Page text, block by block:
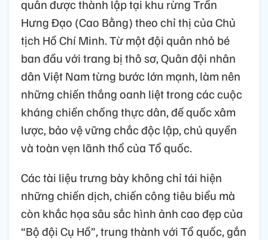
quân được thành lập tại khu rừng Trần
Hưng Đạo (Cao Bằng) theo chỉ thị của Chủ
tịch Hồ Chí Minh. Từ một đội quân nhỏ bé
ban đầu với trang bị thô sơ, Quân đội nhân
dân Việt Nam từng bước lớn mạnh, làm nên
những chiến thắng oanh liệt trong các cuộc
kháng chiến chống thực dân, đế quốc xâm
lược, bảo vệ vững chắc độc lập, chủ quyền
và toàn vẹn lãnh thổ của Tổ quốc.
Các tài liệu trưng bày không chỉ tái hiện
những chiến dịch, chiến công tiêu biểu mà
còn khắc họa sâu sắc hình ảnh cao đẹp của
“Bộ đội Cụ Hồ”, trung thành với Tổ quốc, gắn